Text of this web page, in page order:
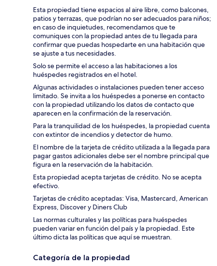
Esta propiedad tiene espacios al aire libre, como balcones,
patios y terrazas, que podrían no ser adecuados para niños;
en caso de inquietudes, recomendamos que te
comuniques con la propiedad antes de tu llegada para
confirmar que puedas hospedarte en una habitación que
se ajuste a tus necesidades.
Solo se permite el acceso a las habitaciones a los
huéspedes registrados en el hotel.
Algunas actividades o instalaciones pueden tener acceso
limitado. Se invita a los huéspedes a ponerse en contacto
con la propiedad utilizando los datos de contacto que
aparecen en la confirmación de la reservación.
Para la tranquilidad de los huéspedes, la propiedad cuenta
con extintor de incendios y detector de humo.
El nombre de la tarjeta de crédito utilizada a la llegada para
pagar gastos adicionales debe ser el nombre principal que
figura en la reservación de la habitación.
Esta propiedad acepta tarjetas de crédito. No se acepta
efectivo.
Tarjetas de crédito aceptadas: Visa, Mastercard, American
Express, Discover y Diners Club
Las normas culturales y las políticas para huéspedes
pueden variar en función del país y la propiedad. Este
último dicta las políticas que aquí se muestran.
Categoría de la propiedad